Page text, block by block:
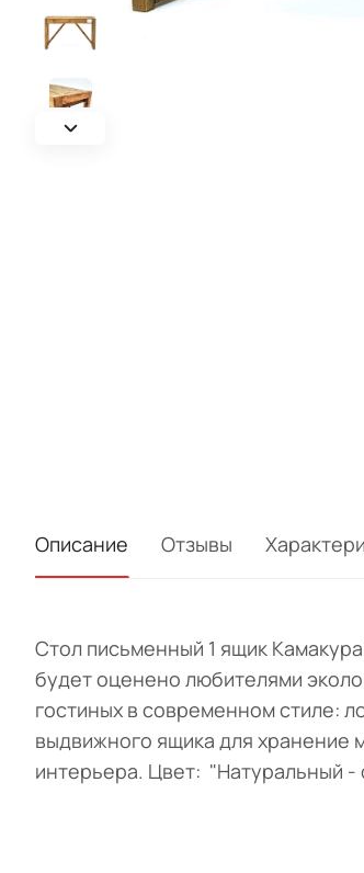
Описание Отзывы
Стол письменный 1 ящик
будет оценено любителями
гостиных в современном стиле:
выдвижного ящика для хранение
интерьера. Цвет: "Натуральный -